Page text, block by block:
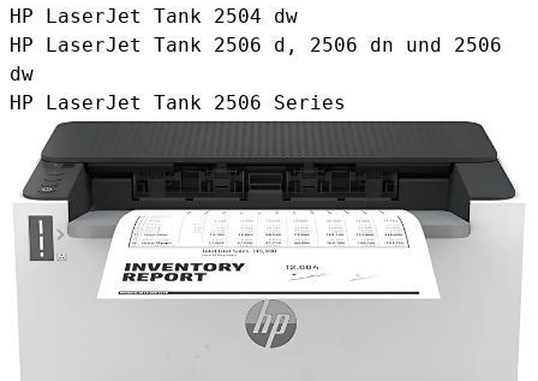
HP LaserJet Tank 2504 dw
HP LaserJet Tank 2506 d, 2506 dn und 2506
dw
HP LaserJet Tank 2506 Series